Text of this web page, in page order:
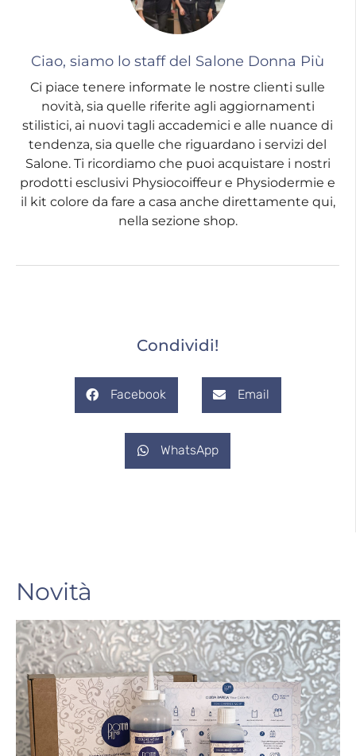
Ciao, siamo lo staff del Salone Donna Più
Ci piace tenere informate le nostre clienti sulle
novità, sia quelle riferite agli aggiornamenti
stilistici, ai nuovi tagli accademici e alle nuance di
tendenza, sia quelle che riguardano i servizi del
Salone. Ti ricordiamo che puoi acquistare i nostri
prodotti esclusivi Physiocoiffeur e Physiodermie e
il kit colore da fare a casa anche direttamente qui,
nella sezione shop.
Condividi!
Facebook Email
WhatsApp
Novità